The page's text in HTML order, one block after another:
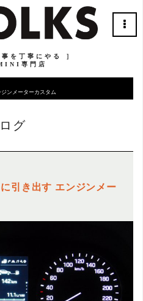
を丁寧にやる ］
専門店
ンメーターカスタム
グ
引き出す エンジンメー